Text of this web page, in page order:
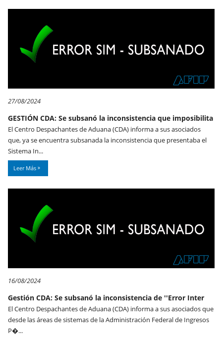
27/08/2024
GESTIÓN CDA: Se subsanó la inconsistencia que imposibilita
El Centro Despachantes de Aduana (CDA) informa a sus asociados
que, ya se encuentra subsanada la inconsistencia que presentaba el
Sistema In...
Leer Más
16/08/2024
Gestión CDA: Se subsanó la inconsistencia de ''Error Inter
El Centro Despachantes de Aduana (CDA) informa a sus asociados que
desde las áreas de sistemas de la Administración Federal de Ingresos
P�...